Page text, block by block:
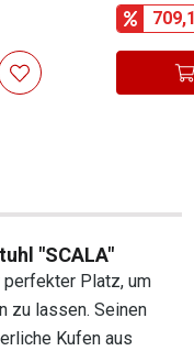
"SCALA"
perfekter Platz, um
zu lassen. Seinen
Kufen aus